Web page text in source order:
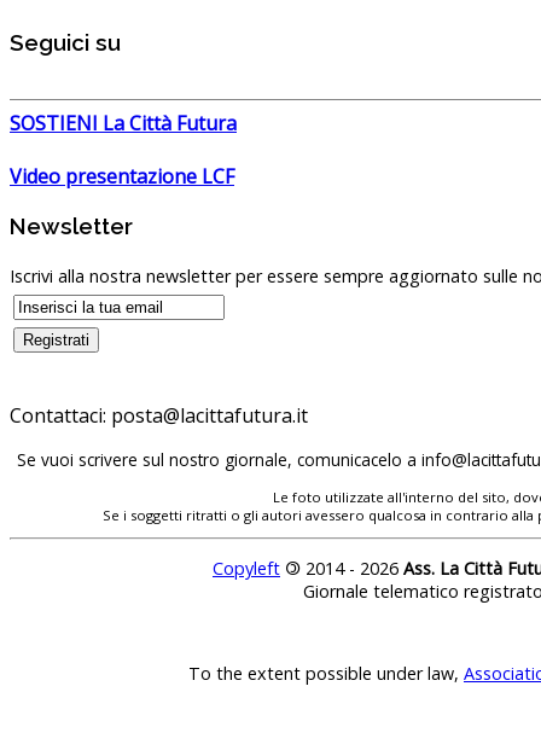
Seguici su
SOSTIENI La Città Futura
Video presentazione LCF
Newsletter
Iscrivi alla nostra newsletter per essere sempre aggiornato sulle
Contattaci:
Se vuoi scrivere sul nostro giornale, comunicacelo a
Le foto utilizzate all'interno del sito,
Se i soggetti ritratti o gli autori avessero qualcosa in contrario
Copyleft © 2014 - 2026 Ass. La Città
Giornale telematico
To the extent possible under law,